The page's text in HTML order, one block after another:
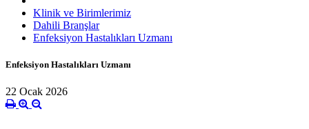
Klinik ve Birimlerimiz
Dahili Branşlar
Enfeksiyon Hastalıkları Uzmanı
Enfeksiyon Hastalıkları Uzmanı
22 Ocak 2026